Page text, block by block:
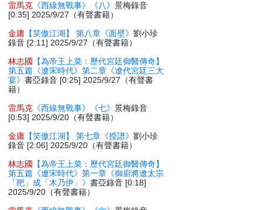
雷馬克 《西線無戰事》《八》景梅錄音
[0:35] 2025/9/27（有聲書籍）
金庸 【笑傲江湖】 第八章《面壁》劉小珍
錄音 [2:11] 2025/9/27（有聲書籍）
林志國
【為帝王上菜：歷代宮廷御醫傳奇】
第五篇《遼宋時代》第二章《遼代宮廷三大
宴》書亞錄音 [0:25] 2025/9/27（有聲書
籍）
雷馬克 《西線無戰事》《七》景梅錄音
[0:53] 2025/9/20（有聲書籍）
金庸 【笑傲江湖】 第七章《授譜》劉小珍
錄音 [2:06] 2025/9/20（有聲書籍）
林志國
【為帝王上菜：歷代宮廷御醫傳奇】
第五篇《遼宋時代》第一章《御廚將遼太宗
「羓」成「木乃伊」》書亞錄音 [0:18]
2025/9/20（有聲書籍）